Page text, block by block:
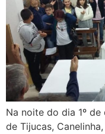
Na noite do dia 1º
de Tijucas,